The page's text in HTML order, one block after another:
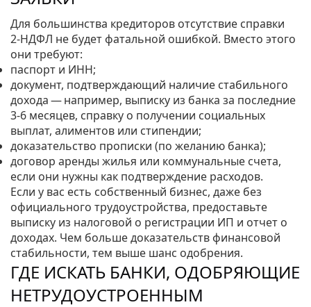
Для большинства кредиторов отсутствие справки
2‑НДФЛ не будет фатальной ошибкой. Вместо этого
они требуют:
паспорт и ИНН;
документ, подтверждающий наличие стабильного
дохода — например, выписку из банка за последние
3‑6 месяцев, справку о получении социальных
выплат, алиментов или стипендии;
доказательство прописки (по желанию банка);
договор аренды жилья или коммунальные счета,
если они нужны как подтверждение расходов.
Если у вас есть собственный бизнес, даже без
официального трудоустройства, предоставьте
выписку из налоговой о регистрации ИП и отчет о
доходах. Чем больше доказательств финансовой
стабильности, тем выше шанс одобрения.
ГДЕ ИСКАТЬ БАНКИ, ОДОБРЯЮЩИЕ
НЕТРУДОУСТРОЕННЫМ